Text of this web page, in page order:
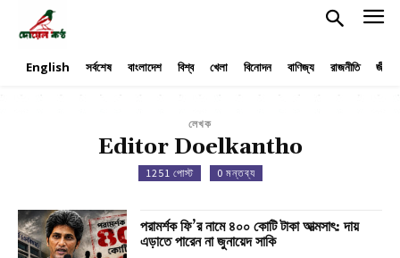
English সর্বশেষ বাংলাদেশ বিশ্ব খেলা বিনোদন বাণিজ্য রাজনীতি
লেখক
Editor Doelkantho
1251 পোস্ট 0 মন্তব্য
পরামর্শক ফি’র নামে ৪০০ কোটি টাকা আত্মসাৎ: দায়
এড়াতে পারেন না জুনায়েদ সাকি